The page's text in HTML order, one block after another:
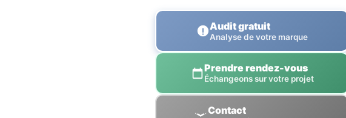
Audit gratuit
Analyse de votre marque
Prendre rendez-vous
Échangeons sur votre projet
Contact